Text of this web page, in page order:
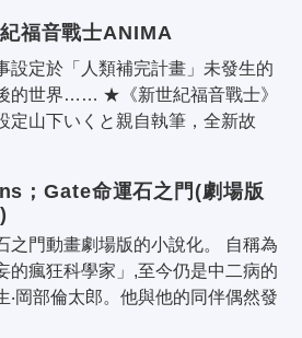
福音戰士ANIMA
設定於「人類補完計畫」未發生的
的世界…… ★《新世紀福音戰士》
定山下いくと親自執筆，全新故
；Gate命運石之門(劇場版
之門動畫劇場版的小說化。 自稱為
的瘋狂科學家」,至今仍是中二病的
‧岡部倫太郎。他與他的同伴偶然發